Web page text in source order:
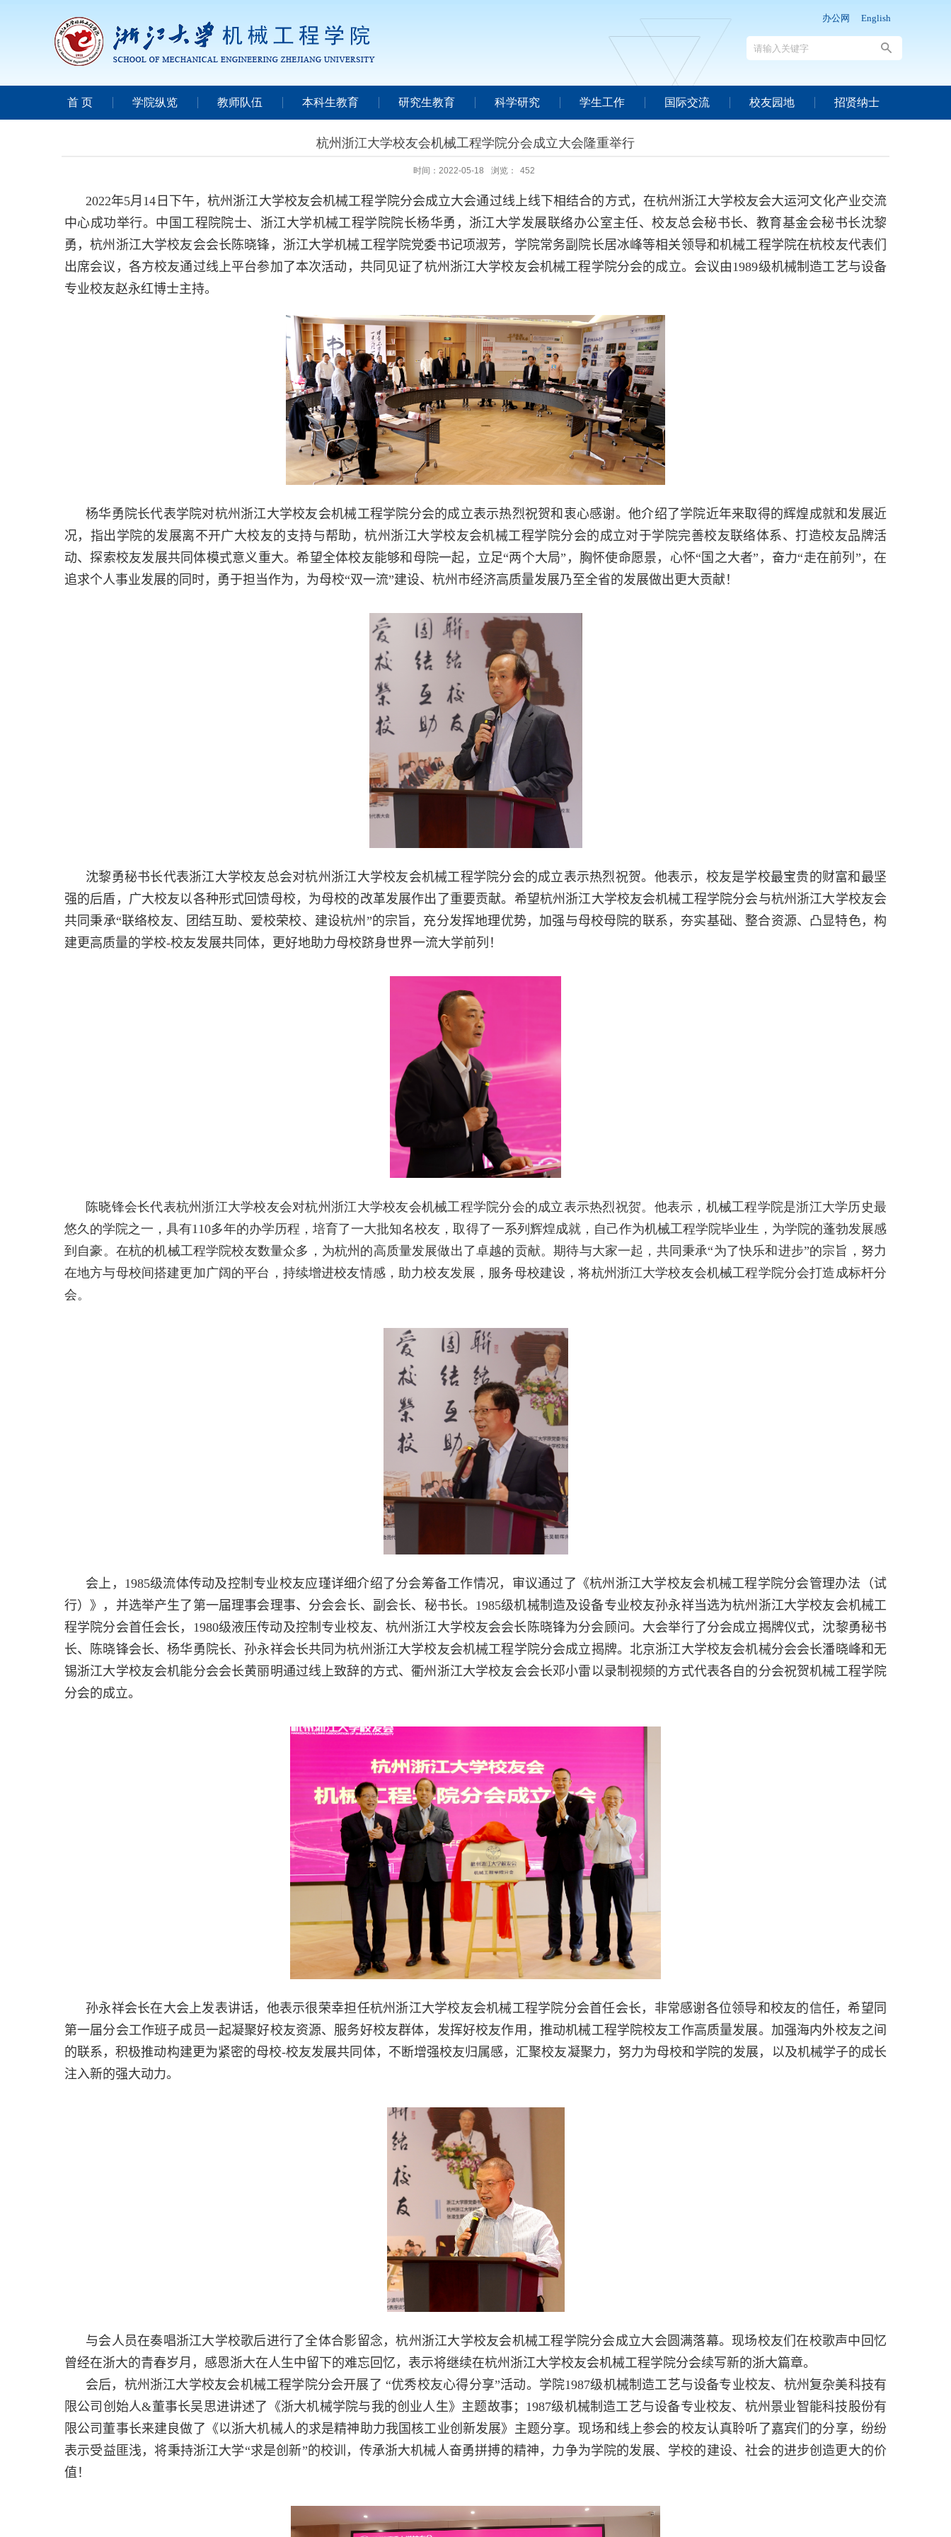
办公网 English
首 页 学院纵览 教师队伍 本科生教育 研究生教育 科学研究 学生工作 国际交流 校友园地 招贤纳士
杭州浙江大学校友会机械工程学院分会成立大会隆重举行
时间：2022-05-18 浏览： 452
2022年5月 14 日下午，杭州浙江大学校友会机械工程学院分会成立大会通过线上线下相结合的方式，在杭州浙江大学校友会大运河文化产业交流
中心成功举行。中国工程院院士、浙江大学机械工程学院院长杨华勇，浙江大学发展联络办公室主任、校友总会秘书长、教育基金会秘书长沈黎
勇，杭州浙江大学校友会会长陈晓锋，浙江大学机械工程学院党委书记项淑芳，学院常务副院长居冰峰等相关领导和机械工程学院在杭校友代表们
出席会议，各方校友通过线上平台参加了本次活动，共同见证了杭州浙江大学校友会机械工程学院分会的成立。会议由1989级机械制造工艺与设备
专业校友赵永红博士主持。
杨华勇院长代表学院对杭州浙江大学校友会机械工程学院分会的成立表示热烈祝贺和衷心感谢。他介绍了学院近年来取得的辉煌成就和发展近
况，指出学院的发展离不开广大校友的支持与帮助，杭州浙江大学校友会机械工程学院分会的成立对于学院完善校友联络体系、打造校友品牌活
动、探索校友发展共同体模式意义重大。希望全体校友能够和母院一起，立足“两个大局”，胸怀使命愿景，心怀“国之大者”，奋力“走在前列”，在
追求个人事业发展的同时，勇于担当作为，为母校“双一流”建设、杭州市经济高质量发展乃至全省的发展做出更大贡献！
沈黎勇秘书长代表浙江大学校友总会对杭州浙江大学校友会机械工程学院分会的成立表示热烈祝贺。他表示，校友是学校最宝贵的财富和最坚
强的后盾，广大校友以各种形式回馈母校，为母校的改革发展作出了重要贡献。希望杭州浙江大学校友会机械工程学院分会与杭州浙江大学校友会
共同秉承“联络校友、团结互助、爱校荣校、建设杭州”的宗旨，充分发挥地理优势，加强与母校母院的联系，夯实基础、整合资源、凸显特色，构
建更高质量的学校-校友发展共同体，更好地助力母校跻身世界一流大学前列！
陈晓锋会长代表杭州浙江大学校友会对杭州浙江大学校友会机械工程学院分会的成立表示热烈祝贺。他表示，机械工程学院是浙江大学历史最
悠久的学院之一，具有110多年的办学历程，培育了一大批知名校友，取得了一系列辉煌成就，自己作为机械工程学院毕业生，为学院的蓬勃发展感
到自豪。在杭的机械工程学院校友数量众多，为杭州的高质量发展做出了卓越的贡献。期待与大家一起，共同秉承“为了快乐和进步”的宗旨，努力
在地方与母校间搭建更加广阔的平台，持续增进校友情感，助力校友发展，服务母校建设，将杭州浙江大学校友会机械工程学院分会打造成标杆分
会。
会上， 1985级流体传动及控制专业校友应瑾详细介绍了分会筹备工作情况，审议通过了《杭州浙江大学校友会机械工程学院分会管理办法（试
行）》，并选举产生了第一届理事会理事、分会会长、副会长、秘书长。 1985级机械制造及设备专业校友孙永祥当选为杭州浙江大学校友会机械工
程学院分会首任会长， 1980级液压传动及控制专业校友、杭州浙江大学校友会会长陈晓锋为分会顾问。大会举行了分会成立揭牌仪式，沈黎勇秘书
长、陈晓锋会长、杨华勇院长、孙永祥会长共同为杭州浙江大学校友会机械工程学院分会成立揭牌。北京浙江大学校友会机械分会会长潘晓峰和无
锡浙江大学校友会机能分会会长黄丽明通过线上致辞的方式、衢州浙江大学校友会会长邓小雷以录制视频的方式代表各自的分会祝贺机械工程学院
分会的成立。
孙永祥会长在大会上发表讲话，他表示很荣幸担任杭州浙江大学校友会机械工程学院分会首任会长，非常感谢各位领导和校友的信任，希望同
第一届分会工作班子成员一起凝聚好校友资源、服务好校友群体，发挥好校友作用，推动机械工程学院校友工作高质量发展。加强海内外校友之间
的联系，积极推动构建更为紧密的母校-校友发展共同体，不断增强校友归属感，汇聚校友凝聚力，努力为母校和学院的发展，以及机械学子的成长
注入新的强大动力。
与会人员在奏唱浙江大学校歌后进行了全体合影留念，杭州浙江大学校友会机械工程学院分会成立大会圆满落幕。现场校友们在校歌声中回忆
曾经在浙大的青春岁月，感恩浙大在人生中留下的难忘回忆，表示将继续在杭州浙江大学校友会机械工程学院分会续写新的浙大篇章。
会后，杭州浙江大学校友会机械工程学院分会开展了 “优秀校友心得分享”活动。学院1987级机械制造工艺与设备专业校友、杭州复杂美科技有
限公司创始人&董事长吴思进讲述了《浙大机械学院与我的创业人生》主题故事； 1987级机械制造工艺与设备专业校友、杭州景业智能科技股份有
限公司董事长来建良做了《以浙大机械人的求是精神助力我国核工业创新发展》主题分享。现场和线上参会的校友认真聆听了嘉宾们的分享，纷纷
表示受益匪浅，将秉持浙江大学“求是创新”的校训，传承浙大机械人奋勇拼搏的精神，力争为学院的发展、学校的建设、社会的进步创造更大的价
值！